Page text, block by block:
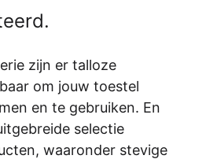
zijn er talloze
om jouw toestel
en te gebruiken. En
selectie
waaronder stevige